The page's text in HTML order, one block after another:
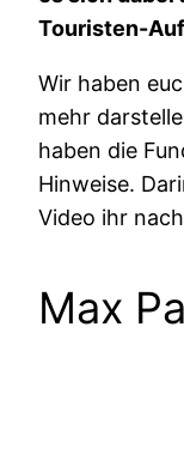
Touristen-
Wir haben
mehr
haben die
Hinweise.
Video ihr
Max